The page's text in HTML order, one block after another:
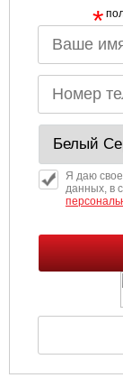
*
Я даю
данных, в